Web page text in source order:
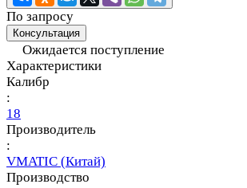
По запросу
Консультация
Ожидается поступление
Характеристики
Калибр
:
18
Производитель
:
VMATIC (Китай)
Производство